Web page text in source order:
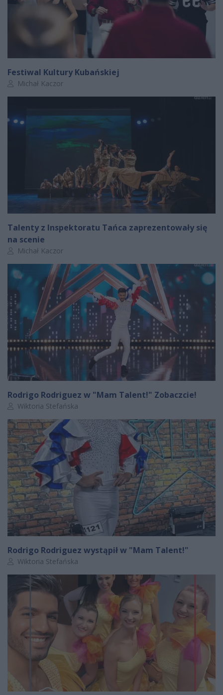
Festiwal Kultury Kubańskiej
Autor artykułu:
Michał Kaczor
Talenty z Inspektoratu Tańca zaprezentowały się
na scenie
Autor artykułu:
Michał Kaczor
Rodrigo Rodriguez w "Mam Talent!" Zobaczcie!
Autor artykułu:
Wiktoria Stefańska
Rodrigo Rodriguez wystąpił w "Mam Talent!"
Autor artykułu:
Wiktoria Stefańska